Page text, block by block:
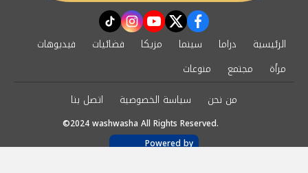
facebook
twitter
youtube
instagram
tiktok
الرئيسية دراما سينما مزيكا فضائيات
فيديوهات
مرأة
مجتمع
منوعات
من نحن
سياسة الخصوصية اتصل بنا
©2024 washwasha All Rights Reserved.
Powered by